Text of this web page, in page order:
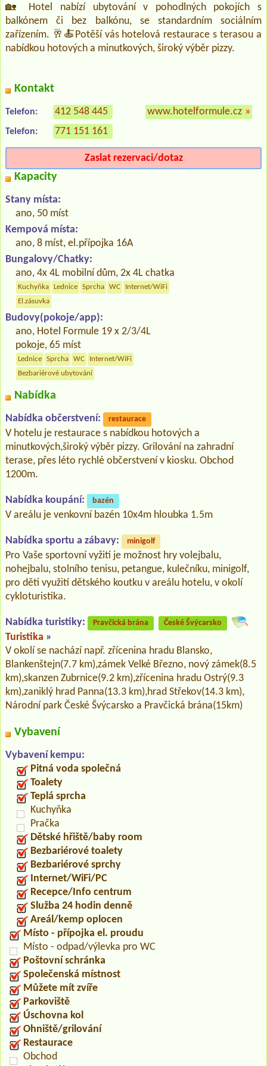
🏡 Hotel nabízí ubytování v pohodlných pokojích s
balkónem či bez balkónu, se standardním sociálním
zařízením. 🥂🍝Potěší vás hotelová restaurace s terasou a
nabídkou hotových a minutkových, široký výběr pizzy.
Kontakt
Telefon: 412 548 445
Telefon: 771 151 161
www.hotelformule.cz »
Zaslat rezervaci/dotaz
Kapacity
Stany místa:
ano, 50 míst
Kempová místa:
ano, 8 míst, el.přípojka 16A
Bungalovy/Chatky:
ano, 4x 4L mobilní dům, 2x 4L chatka
Kuchyňka Lednice Sprcha WC
Internet/WiFi
El.zásuvka
Budovy(pokoje/app):
ano, Hotel Formule 19 x 2/3/4L
pokoje, 65 míst
Lednice Sprcha WC
Internet/WiFi
Bezbariérové ubytování
Nabídka
Nabídka občerstvení: restaurace
V hotelu je restaurace s nabídkou hotových a
minutkových,široký výběr pizzy. Grilování na zahradní
terase, přes léto rychlé občerstvení v kiosku. Obchod
1200m.
Nabídka koupání: bazén
V areálu je venkovní bazén 10x4m hloubka 1.5m
Nabídka sportu a zábavy: minigolf
Pro Vaše sportovní vyžití je možnost hry volejbalu,
nohejbalu, stolního tenisu, petangue, kulečníku, minigolf,
pro děti využití dětského koutku v areálu hotelu, v okolí
cykloturistika.
Nabídka turistiky: Pravčická brána České Švýcarsko
Turistika »
V okolí se nachází např. zřícenina hradu Blansko,
Blankenštejn(7.7 km),zámek Velké Březno, nový zámek(8.5
km),skanzen Zubrnice(9.2 km),zřícenina hradu Ostrý(9.3
km),zaniklý hrad Panna(13.3 km),hrad Střekov(14.3 km),
Národní park České Švýcarsko a Pravčická brána(15km)
Vybavení
Vybavení kempu:
Pitná voda společná
Toalety
Teplá sprcha
Kuchyňka
Pračka
Dětské hřiště/baby room
Bezbariérové toalety
Bezbariérové sprchy
Internet/WiFi/PC
Recepce/Info centrum
Služba 24 hodin denně
Areál/kemp oplocen
Místo - přípojka el. proudu
Místo - odpad/výlevka pro WC
Poštovní schránka
Společenská místnost
Můžete mít zvíře
Parkoviště
Úschovna kol
Ohniště/grilování
Restaurace
Obchod